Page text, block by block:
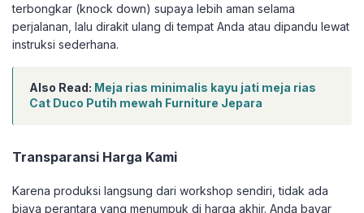
terbongkar (knock down) supaya lebih aman selama
perjalanan, lalu dirakit ulang di tempat Anda atau dipandu lewat
instruksi sederhana.
Also Read: Meja rias minimalis kayu jati meja rias
Cat Duco Putih mewah Furniture Jepara
Transparansi Harga Kami
Karena produksi langsung dari workshop sendiri, tidak ada
biaya perantara yang menumpuk di harga akhir. Anda bayar